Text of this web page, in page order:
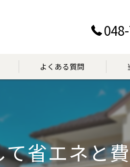
よくある質問
設置
交換
点検
省エネと